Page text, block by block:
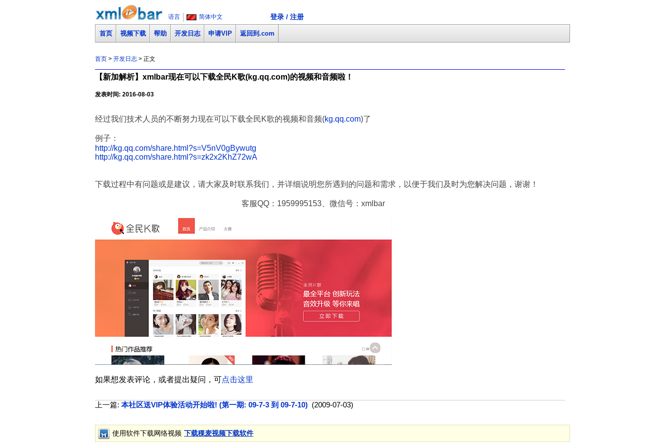
语言 简体中文 登录 / 注册
首页 视频下载 帮助 开发日志 申请VIP 返回到.com
首页 > 开发日志 > 正文
【新加解析】xmlbar现在可以下载全民K歌(kg.qq.com)的视频和音频啦！
发表时间: 2016-08-03
经过我们技术人员的不断努力现在可以下载全民K歌的视频和音频(kg.qq.com)了
例子：
http://kg.qq.com/share.html?s=V5nV0gBywutg
http://kg.qq.com/share.html?s=zk2x2KhZ72wA
下载过程中有问题或是建议，请大家及时联系我们，并详细说明您所遇到的问题和需求，以便于我们及时为您解决问题， 谢谢！
客服QQ： 1959995153、微信号：xmlbar
如果想发表评论，或者提出疑问，可点击这里
上一篇: 本社区送VIP体验活动开始啦! (第一期: 09-7-3 到 09-7-10) (2009-07-03)
使用软件下载网络视频 下载稞麦视频下载软件